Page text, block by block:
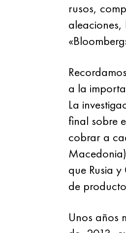
rusos,
a la
La
final sobre
cobrar a
que Rusia
de
Unos años